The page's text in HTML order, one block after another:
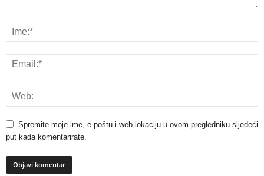
Spremite moje ime, e-poštu i web-lokaciju u ovom pregledniku sljedeći
put kada komentarirate.